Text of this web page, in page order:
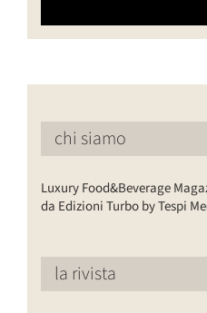
chi siamo
Luxury Food&Beverage
da Edizioni Turbo by Tespi
la rivista